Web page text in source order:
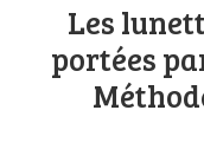
Les
portées